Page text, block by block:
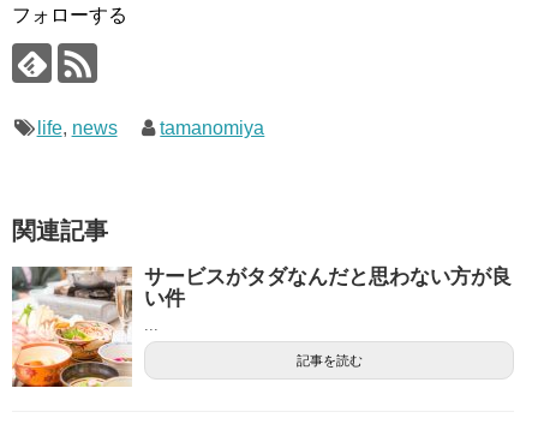
フォローする
life, news tamanomiya
関連記事
サービスがタダなんだと思わない方が良
い件
記事を読む